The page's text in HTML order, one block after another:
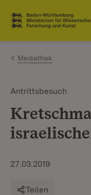
Zum Inhalt
Link zur Startseite
Mediathek
Antrittsbesuch
27.03.2019
Teilen